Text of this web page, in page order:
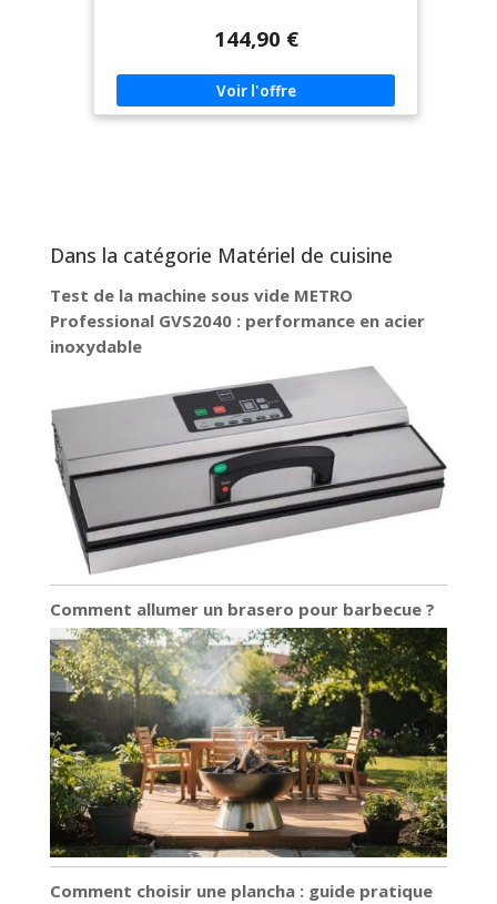
optimale avec montée en température rapide 🛡️
hygiénique et facile à entretenir ⚡ Alimentation
monophasée 230V : compatible avec les
installations standards
144,90 €
Dans la catégorie Matériel de cuisine
Test de la machine sous vide METRO
Professional GVS2040 : performance en acier
inoxydable
Comment allumer un brasero pour barbecue ?
Comment choisir une plancha : guide pratique